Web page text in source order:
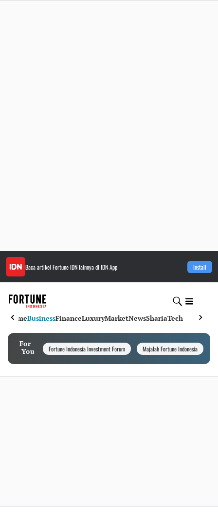
Baca artikel Fortune IDNlainnya di IDN App Install
HomeBusinessFinanceLuxuryMarketNewsShariaTech
For
You
Fortune Indonesia Investment Forum Majalah Fortune Indonesia